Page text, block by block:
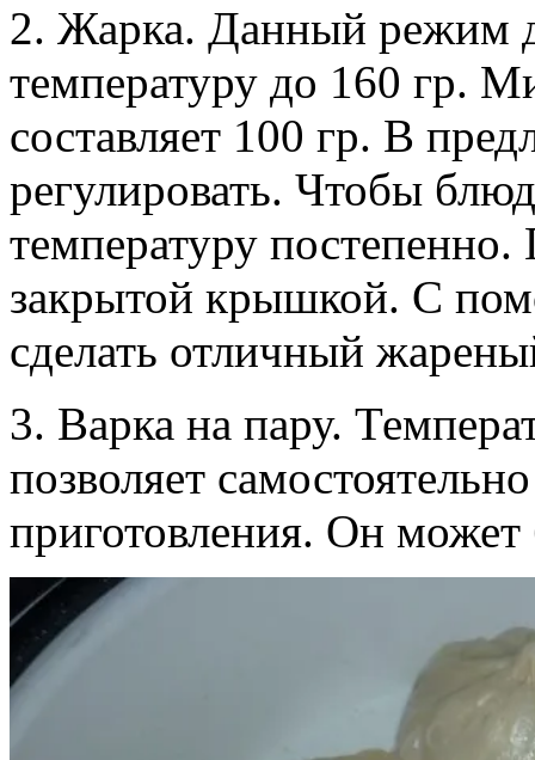
2. Жарка. Данный режим
температуру до 160 гр.
составляет 100 гр. В
регулировать. Чтобы
температуру
закрытой крышкой. С
сделать отличный
3. Варка на пару.
позволяет
приготовления. Он